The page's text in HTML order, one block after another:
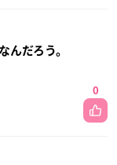
んだろう。
0